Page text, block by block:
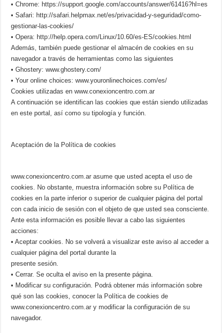
• Chrome: https://support.google.com/accounts/answer/61416?hl=es
• Safari: http://safari.helpmax.net/es/privacidad-y-seguridad/como-
gestionar-las-cookies/
• Opera: http://help.opera.com/Linux/10.60/es-ES/cookies.html
Además, también puede gestionar el almacén de cookies en su
navegador a través de herramientas como las siguientes
• Ghostery: www.ghostery.com/
• Your online choices: www.youronlinechoices.com/es/
Cookies utilizadas en www.conexioncentro.com.ar
A continuación se identifican las cookies que están siendo utilizadas
en este portal, así como su tipología y función.
Aceptación de la Política de cookies
www.conexioncentro.com.ar asume que usted acepta el uso de
cookies. No obstante, muestra información sobre su Política de
cookies en la parte inferior o superior de cualquier página del portal
con cada inicio de sesión con el objeto de que usted sea consciente.
Ante esta información es posible llevar a cabo las siguientes
acciones:
• Aceptar cookies. No se volverá a visualizar este aviso al acceder a
cualquier página del portal durante la
presente sesión.
• Cerrar. Se oculta el aviso en la presente página.
• Modificar su configuración. Podrá obtener más información sobre
qué son las cookies, conocer la Política de cookies de
www.conexioncentro.com.ar y modificar la configuración de su
navegador.